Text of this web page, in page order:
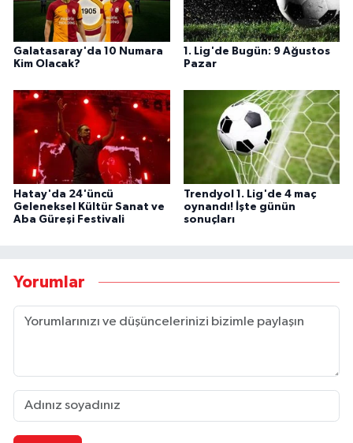
Galatasaray'da 10 Numara
Kim Olacak?
1. Lig'de Bugün: 9 Ağustos
Pazar
Hatay'da 24'üncü
Geleneksel Kültür Sanat ve
Aba Güreşi Festivali
Trendyol 1. Lig'de 4 maç
oynandı! İşte günün
sonuçları
Yorumlar